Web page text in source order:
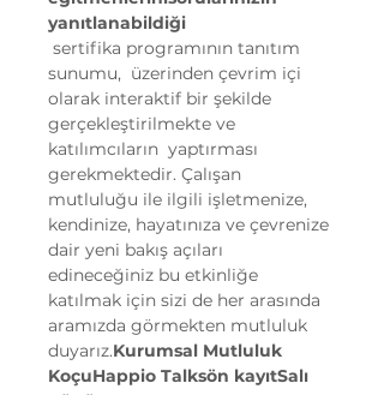
yanıtlanabildiği
sunumu, üzerinden çevrim içi
olarak interaktif bir şekilde
gerçekleştirilmekte ve
katılımcıların yaptırması
gerekmektedir. Çalışan
mutluluğu ile ilgili işletmenize,
kendinize, hayatınıza ve çevrenize
dair yeni bakış açıları
edineceğiniz bu etkinliğe
katılmak için sizi de her arasında
aramızda görmekten mutluluk
duyarız.Kurumsal Mutluluk
KoçuHappio Talksön kayıtSalı